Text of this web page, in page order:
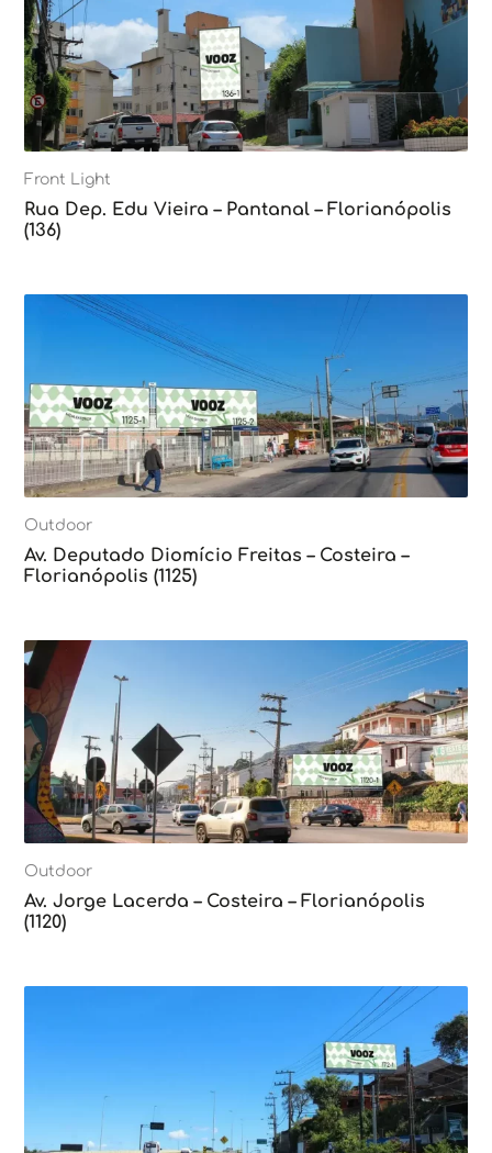
Front Light
Rua Dep. Edu Vieira – Pantanal – Florianópolis
(136)
Outdoor
Av. Deputado Diomício Freitas – Costeira –
Florianópolis (1125)
Outdoor
Av. Jorge Lacerda – Costeira – Florianópolis
(1120)